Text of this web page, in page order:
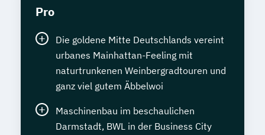
Pro
Die goldene Mitte Deutschlands vereint
urbanes Mainhattan-Feeling mit
naturtrunkenen Weinbergradtouren und
ganz viel gutem Äbbelwoi
Maschinenbau im beschaulichen
Darmstadt, BWL in der Business City